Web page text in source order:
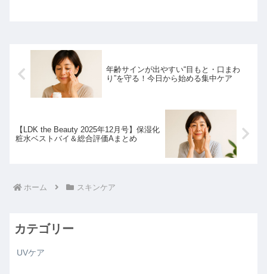
年齢サインが出やすい“目もと・口まわ
り”を守る！今日から始める集中ケア
【LDK the Beauty 2025年12月号】保湿化
粧水ベストバイ＆総合評価Aまとめ
ホーム スキンケア
カテゴリー
UVケア